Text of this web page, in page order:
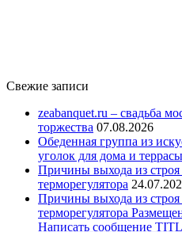
Свежие записи
zeabanquet.ru – свадьба
торжества 07.08.2026
Обеденная группа из
уголок для дома и террасы
Причины выхода из строя
терморегулятора
Причины выхода из строя
терморегулятора
Написать сообщение